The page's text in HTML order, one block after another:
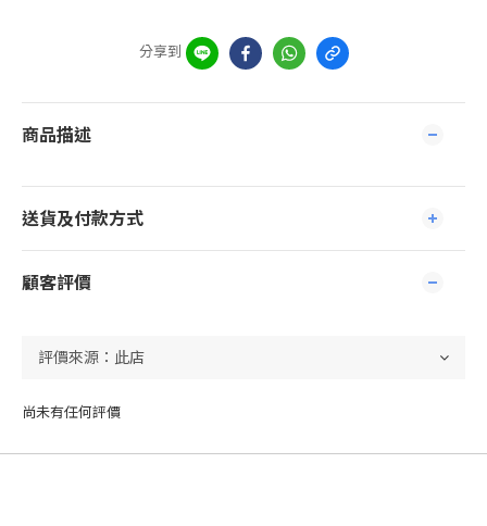
分享到
商品描述
送貨及付款方式
顧客評價
尚未有任何評價